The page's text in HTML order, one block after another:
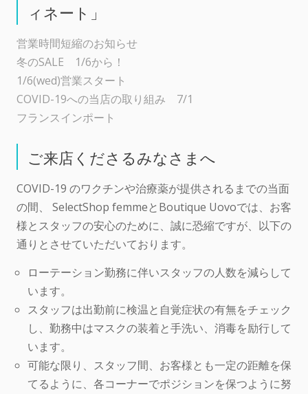
ィネート」
営業時間短縮のお知らせ
冬のSALE 1/6から！
1/6(wed)営業スタート
COVID-19への当店の取り組み 7/1
フランスインポート
ご来店くださるみなさまへ
COVID-19 のワクチンや治療薬が提供されるまでの当面
の間、 SelectShop femmeとBoutique Uovoでは、お客
様とスタッフの安心のために、誠に恐縮ですが、以下の
通りとさせていただいております。
ローテーション勤務に伴いスタッフの人数を減らして
います。
スタッフは出勤前に検温と自覚症状の有無をチェック
し、勤務中はマスクの装着と手洗い、消毒を励行して
います。
可能な限り、スタッフ間、お客様とも一定の距離を保
てるように、各コーナーでポジションを保つように努